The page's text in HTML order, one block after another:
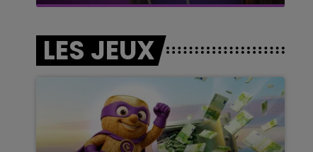
LES JEUX